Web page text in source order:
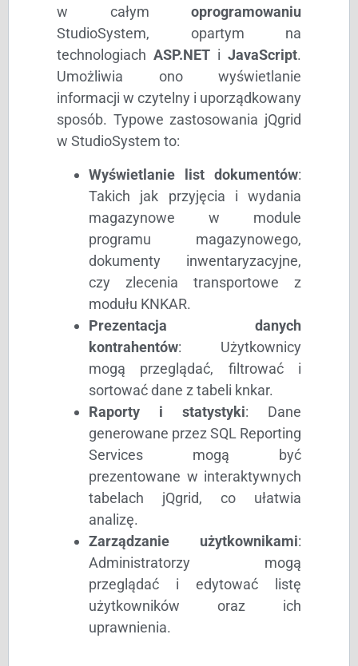
w całym oprogramowaniu
StudioSystem, opartym na
technologiach ASP.NET i JavaScript.
Umożliwia ono wyświetlanie
informacji w czytelny i uporządkowany
sposób. Typowe zastosowania jQgrid
w StudioSystem to:
Wyświetlanie list dokumentów:
Takich jak przyjęcia i wydania
magazynowe w module
programu magazynowego,
dokumenty inwentaryzacyjne,
czy zlecenia transportowe z
modułu KNKAR.
Prezentacja danych
kontrahentów: Użytkownicy
mogą przeglądać, filtrować i
sortować dane z tabeli knkar.
Raporty i statystyki: Dane
generowane przez SQL Reporting
Services mogą być
prezentowane w interaktywnych
tabelach jQgrid, co ułatwia
analizę.
Zarządzanie użytkownikami:
Administratorzy mogą
przeglądać i edytować listę
użytkowników oraz ich
uprawnienia.